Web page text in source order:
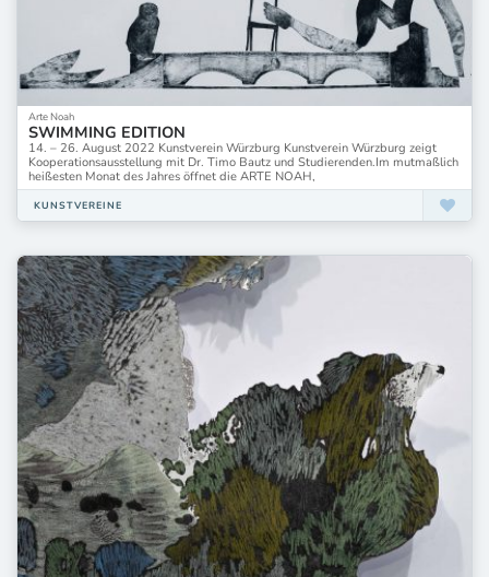
Arte Noah
SWIMMING EDITION
14. – 26. August 2022 Kunstverein Würzburg Kunstverein Würzburg zeigt
Kooperationsausstellung mit Dr. Timo Bautz und Studierenden.Im mutmaßlich
heißesten Monat des Jahres öffnet die ARTE NOAH,
KUNSTVEREINE